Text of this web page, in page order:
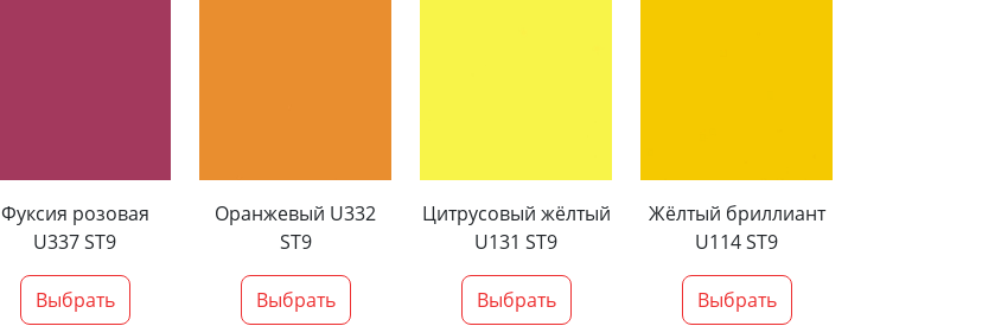
Фуксия розовая
U337 ST9
Выбрать
Оранжевый U332
ST9
Выбрать
Цитрусовый жёлтый
U131 ST9
Выбрать
Жёлтый бриллиант
U114 ST9
Выбрать